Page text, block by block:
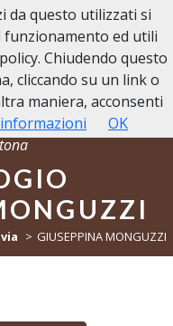
GIUSEPPINA MONGUZZI
da questo utilizzati si
funzionamento ed utili
Chiudendo questo
cliccando su un link o
maniera, acconsenti
OK